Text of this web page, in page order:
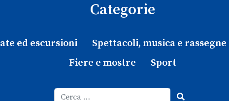
Categorie
ed escursioni Spettacoli, musica e rassegne
Fiere e mostre
Sport